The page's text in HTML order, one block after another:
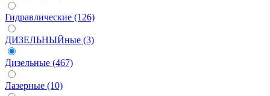
Гидравлические (126)
ДИЗЕЛЬНЫЙные (3)
Дизельные (467)
Лазерные (10)